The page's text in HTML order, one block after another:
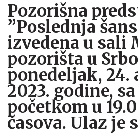
Pozorišna
”Poslednja
izvedena u sali
pozorišta u
ponedeljak, 24.
2023. godine, sa
početkom u
časova. Ulaz je